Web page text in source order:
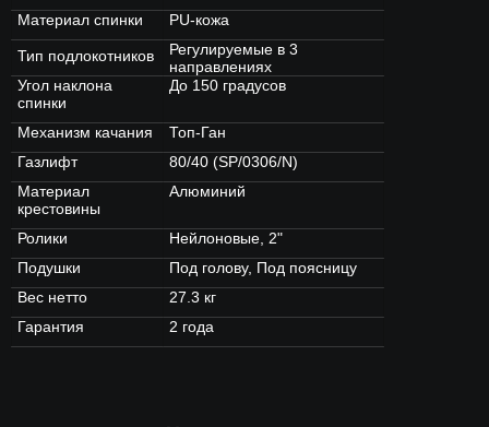
Материал спинки
PU-кожа
Тип подлокотников
Регулируемые в 3
направлениях
Угол наклона
спинки
До 150 градусов
Механизм качания
Топ-Ган
Газлифт
80/40 (SP/0306/N)
Материал
крестовины
Алюминий
Ролики
Нейлоновые, 2"
Подушки
Под голову, Под поясницу
Вес нетто
27.3 кг
Гарантия
2 года